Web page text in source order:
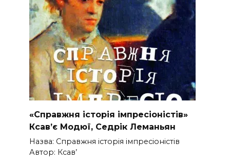
«Справжня історія імпресіоністів»
Ксав’є Модюї, Седрік Леманьян
Назва: Справжня історія імпресіоністів
Автор: Ксав’